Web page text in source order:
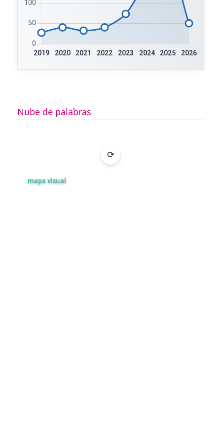
Fecha Publicacion:2025-01-15
Leer más
Nube de palabras
⟳
mapa visual